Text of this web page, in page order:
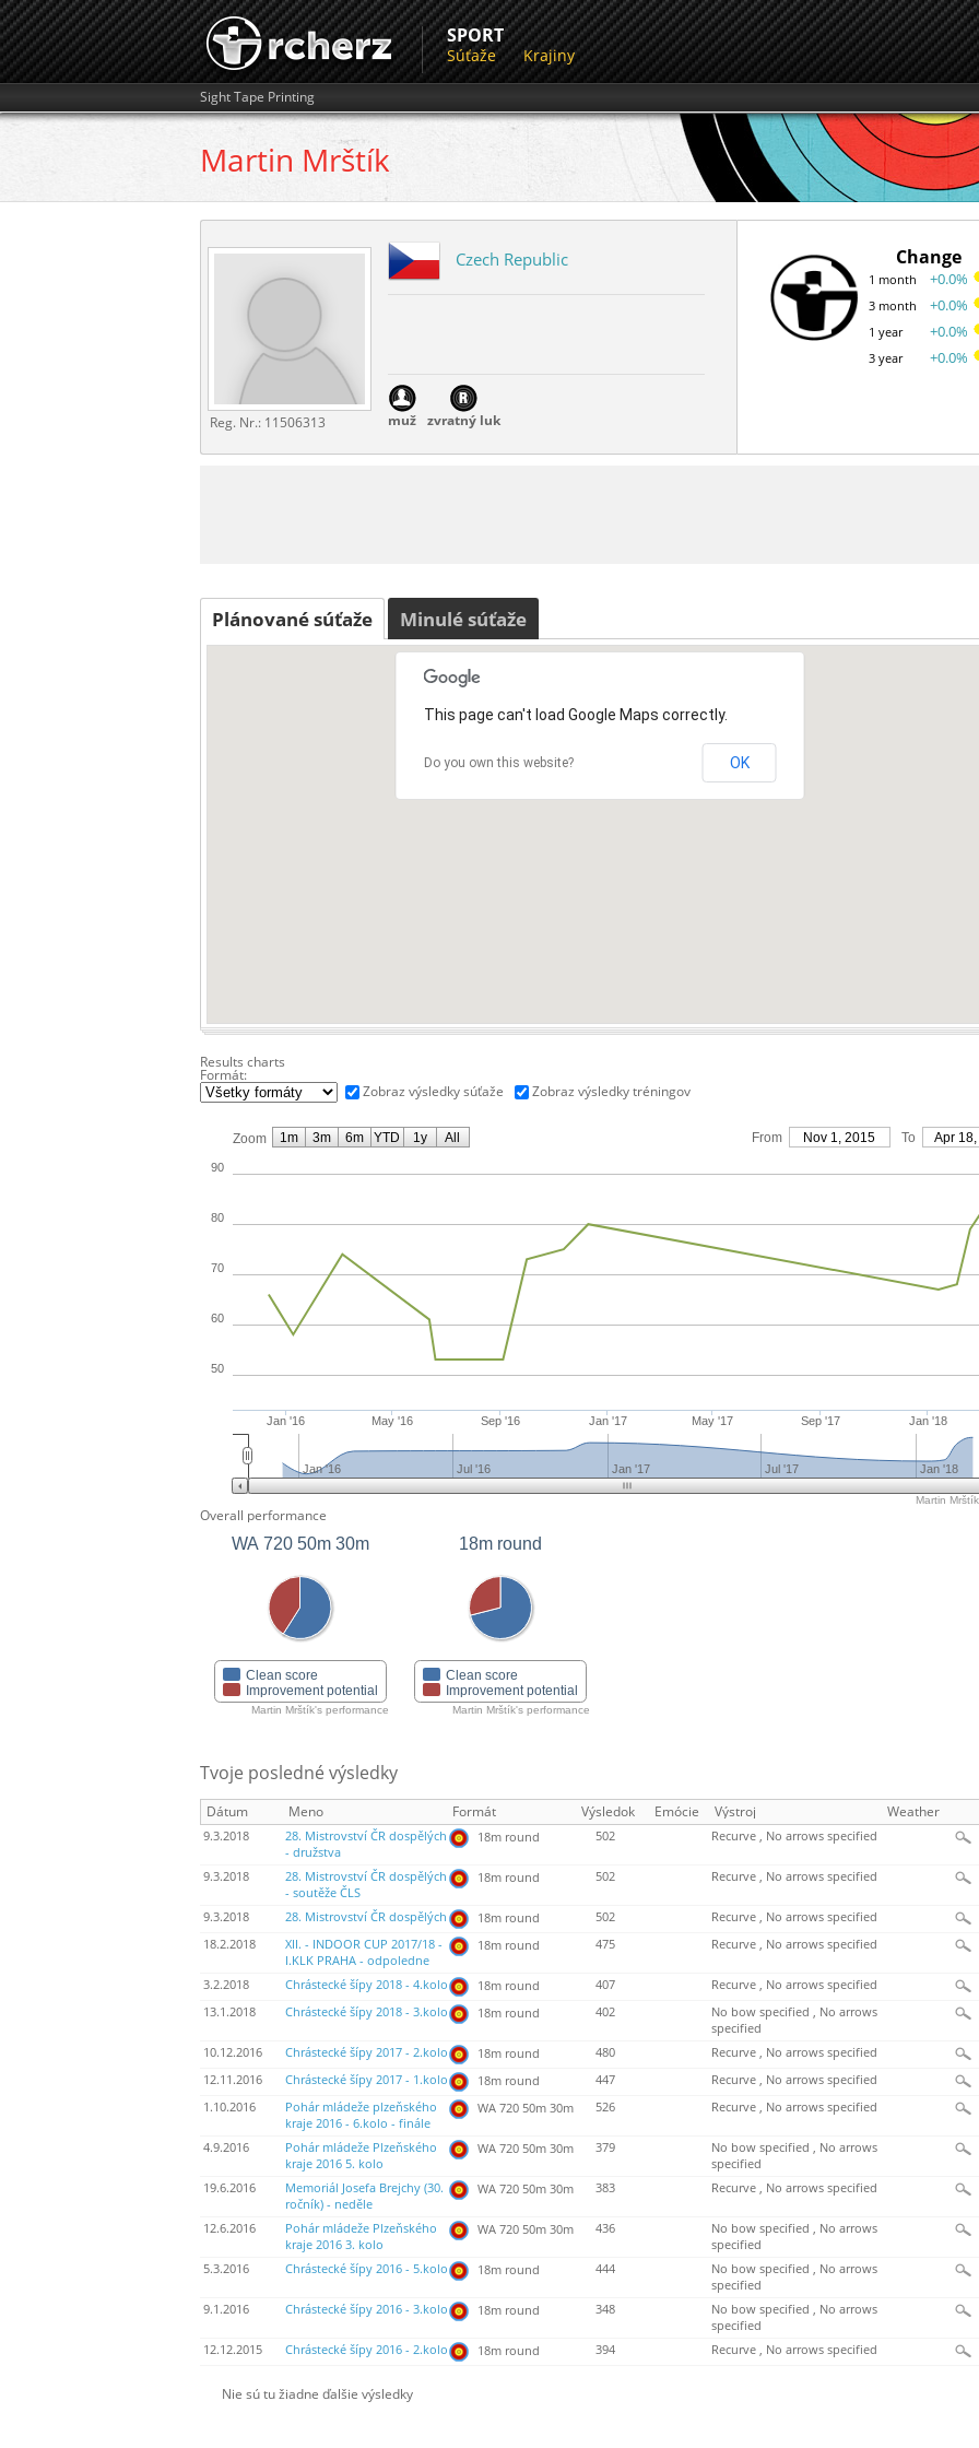
SPORT
Súťaže Krajiny
Sight Tape Printing
Martin Mrštík
Reg. Nr.: 11506313
Czech Republic
muž zvratný luk
Change
1 month
3 month
1 year
3 year
+0.0%
+0.0%
+0.0%
+0.0%
Plánované súťaže Minulé súťaže
This page can't load Google Maps correctly.
Do you own this website? OK
Results charts
Formát:
Zobraz výsledky súťaže
Zobraz výsledky tréningov
Zoom From Nov 1, 2015 To Apr
Jan '16 May '16 Sep '16 Jan '17 May '17 Sep '17 Jan '18
50
60
70
80
90
Jan '16 Jul '16 Jan '17 Jul '17 Jan '18
1m 3m 6m YTD 1y All
Martin
Overall performance
WA 720 50m 30m
Clean score
Improvement potential
Martin Mrštík's performance
18m round
Clean score
Improvement potential
Martin Mrštík's performance
Tvoje posledné výsledky
Dátum Meno Formát Výsledok Emócie Výstroj Weather
9.3.2018
28. Mistrovství ČR dospělých
- družstva
18m round 502 Recurve , No arrows specified
9.3.2018
28. Mistrovství ČR dospělých
- soutěže ČLS
18m round 502 Recurve , No arrows specified
9.3.2018 28. Mistrovství ČR dospělých 18m round 502
Recurve , No arrows specified
18.2.2018
XII. - INDOOR CUP 2017/18 -
I.KLK PRAHA - odpoledne
18m round 475 Recurve , No arrows specified
3.2.2018 Chrástecké šípy 2018 - 4.kolo 18m round 407
Recurve , No arrows specified
13.1.2018
Chrástecké šípy 2018 - 3.kolo 18m round 402
No bow specified , No arrows
specified
10.12.2016
Chrástecké šípy 2017 - 2.kolo 18m round 480
Recurve , No arrows specified
12.11.2016
Chrástecké šípy 2017 - 1.kolo 18m round 447
Recurve , No arrows specified
1.10.2016
Pohár mládeže plzeňského
kraje 2016 - 6.kolo - finále
WA 720 50m 30m 526 Recurve , No arrows specified
4.9.2016
Pohár mládeže Plzeňského
kraje 2016 5. kolo
WA 720 50m 30m 379
No bow specified , No arrows
specified
19.6.2016
Memoriál Josefa Brejchy (30.
ročník) - neděle
WA 720 50m 30m 383 Recurve , No arrows specified
12.6.2016
Pohár mládeže Plzeňského
kraje 2016 3. kolo
WA 720 50m 30m 436
No bow specified , No arrows
specified
5.3.2016
Chrástecké šípy 2016 - 5.kolo 18m round 444
No bow specified , No arrows
specified
9.1.2016
Chrástecké šípy 2016 - 3.kolo 18m round 348
No bow specified , No arrows
specified
12.12.2015
Chrástecké šípy 2016 - 2.kolo 18m round 394 Recurve , No arrows specified
Nie sú tu žiadne ďalšie výsledky